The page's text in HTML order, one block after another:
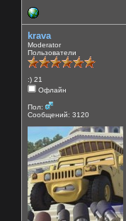
krava
Moderator
Пользователи
:) 21
Офлайн
Пол:
Сообщений: 3120